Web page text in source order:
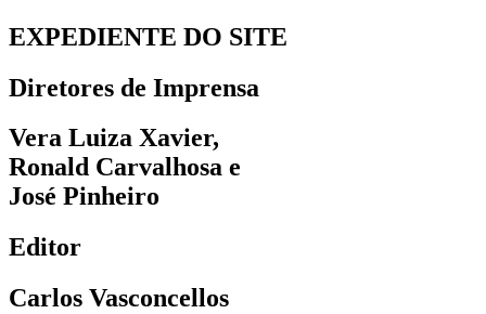
EXPEDIENTE DO SITE
Diretores de Imprensa
Vera Luiza Xavier,
Ronald Carvalhosa e
José Pinheiro
Editor
Carlos Vasconcellos